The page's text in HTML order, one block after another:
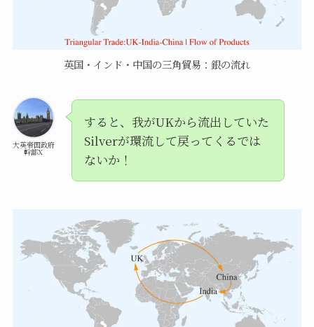
英国・インド・中国の三角貿易：銀の流れ
大英帝国政府
幹部X
すると、我がUKから流出していた
Silverが環流して戻ってくるでは
ないか！